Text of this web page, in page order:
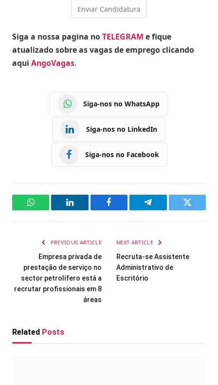
Siga a nossa pagina noTELEGRAM e fique
atualizado sobre as vagas de emprego clicando
aqui AngoVagas.
Siga-nos no WhatsApp
Siga-nos no LinkedIn
Siga-nos no Facebook
WhatsAppLinkedIn Facebook Telegram Twitter
PREVIOUS ARTICLE
Empresa privada de
prestação de serviço no
sector petrolífero está a
recrutar profissionais em 8
áreas
NEXT ARTICLE
Recruta-se Assistente
Administrativo de
Escritório
Related Posts